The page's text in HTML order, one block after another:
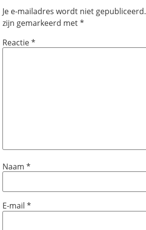
Je e-mailadres wordt niet gepubliceerd.
zijn gemarkeerd met*
Reactie*
Naam *
E-mail *